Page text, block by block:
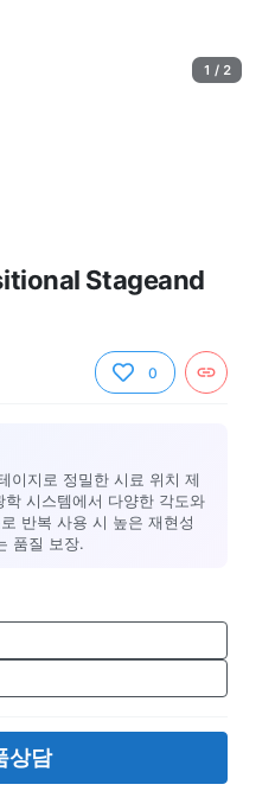
1 / 2
Stageand
0
이지로 정밀한 시료 위치 제
시스템에서 다양한 각도와
반복 사용 시 높은 재현성
품질 보장.
상담